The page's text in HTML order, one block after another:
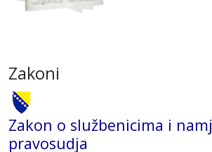
Zakoni
Zakon o službenicima i
pravosudja